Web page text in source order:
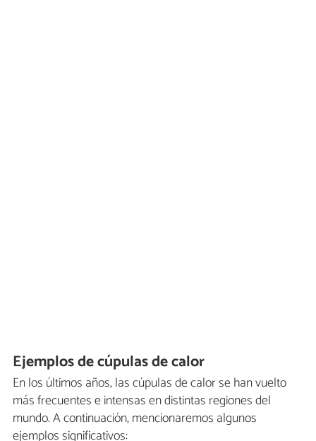
Ejemplos de cúpulas de calor
En los últimos años, las cúpulas de calor se han vuelto
más frecuentes e intensas en distintas regiones del
mundo. A continuación, mencionaremos algunos
ejemplos significativos: